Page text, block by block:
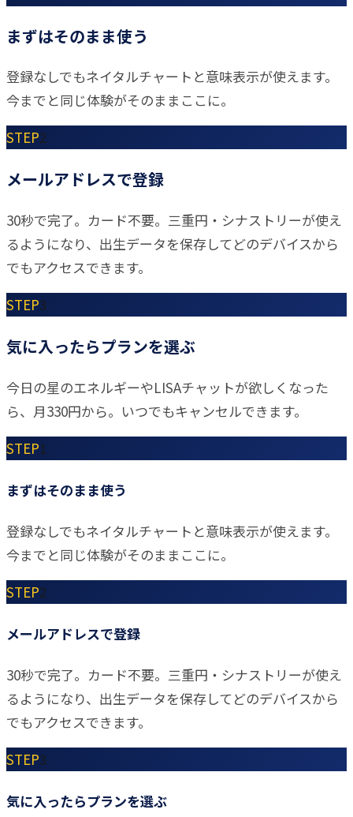
まずはそのまま使う
登録なしでもネイタルチャートと意味表示が使えます。
今までと同じ体験がそのままここに。
STEP2
メールアドレスで登録
30秒で完了。カード不要。三重円・シナストリーが使え
るようになり、出生データを保存してどのデバイスから
でもアクセスできます。
STEP3
気に入ったらプランを選ぶ
今日の星のエネルギーやLISAチャットが欲しくなった
ら、月330円から。いつでもキャンセルできます。
STEP1
まずはそのまま使う
登録なしでもネイタルチャートと意味表示が使えます。
今までと同じ体験がそのままここに。
STEP2
メールアドレスで登録
30秒で完了。カード不要。三重円・シナストリーが使え
るようになり、出生データを保存してどのデバイスから
でもアクセスできます。
STEP3
気に入ったらプランを選ぶ